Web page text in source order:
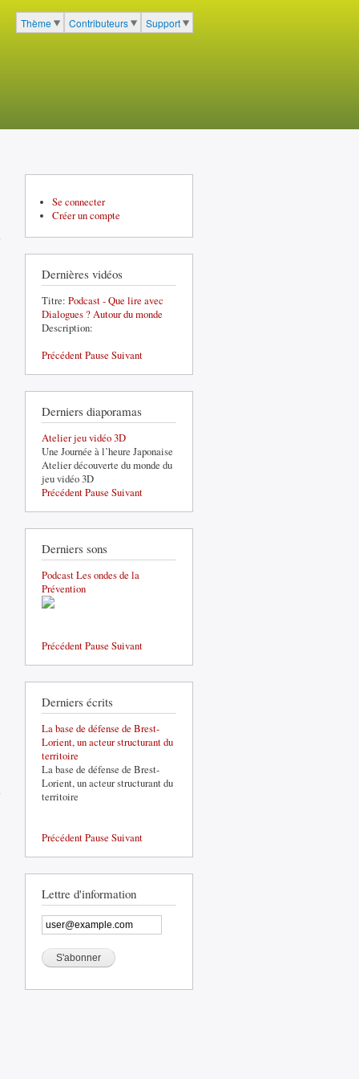
Menu du portail à 3 entrées
Thème Contributeurs Support
de Chiffres
clés 2024-2025
de
la recherche
Se connecter
Créer un compte
Dernières vidéos
Titre: Podcast - Que lire avec
Dialogues ? Autour du monde
Description:
PrécédentPause Suivant
Derniers diaporamas
Atelier jeu vidéo 3D
Une Journée à l’heure Japonaise
Atelier découverte du monde du
jeu vidéo 3D
PrécédentPause Suivant
Derniers sons
Podcast Les ondes de la
Prévention
PrécédentPause Suivant
Derniers écrits
La base de défense de Brest-
Lorient, un acteur structurant du
territoire
La base de défense de Brest-
Lorient, un acteur structurant du
territoire
PrécédentPause Suivant
Lettre d'information